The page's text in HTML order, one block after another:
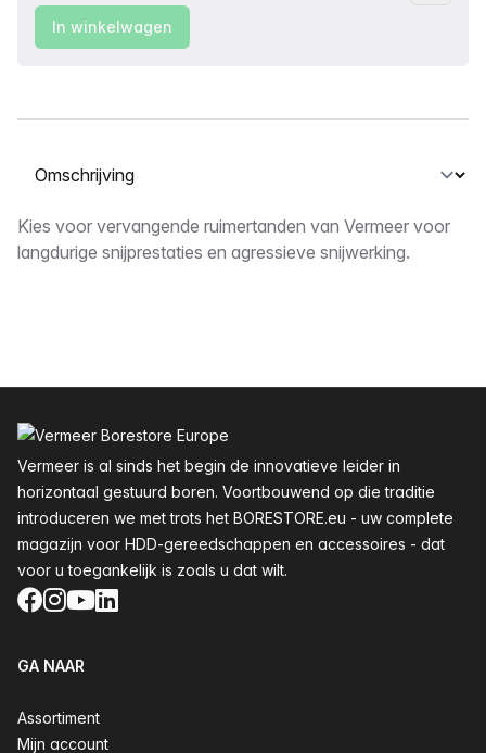
In winkelwagen
Selecteer een tabblad
Omschrijving
Kies voor vervangende ruimertanden van Vermeer voor
langdurige snijprestaties en agressieve snijwerking.
Vermeer is al sinds het begin de innovatieve leider in
horizontaal gestuurd boren. Voortbouwend op die traditie
introduceren we met trots het BORESTORE.eu - uw complete
magazijn voor HDD-gereedschappen en accessoires - dat
voor u toegankelijk is zoals u dat wilt.
Facebook
Instagram
YouTube
LinkedIn
GA NAAR
Assortiment
Mijn account